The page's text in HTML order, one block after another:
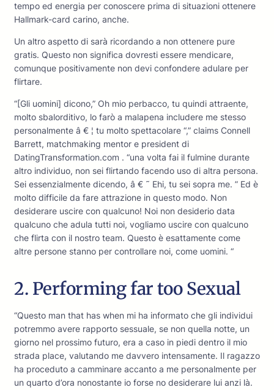
tempo ed energia per conoscere prima di situazioni ottenere
Hallmark-card carino, anche.
Un altro aspetto di sarà ricordando a non ottenere pure
gratis. Questo non significa dovresti essere mendicare,
comunque positivamente non devi confondere adulare per
flirtare.
“[Gli uomini] dicono,” Oh mio perbacco, tu quindi attraente,
molto sbalorditivo, lo farò a malapena includere me stesso
personalmente â € ¦ tu molto spettacolare “,” claims Connell
Barrett, matchmaking mentor e president di
DatingTransformation.com . “una volta fai il fulmine durante
altro individuo, non sei flirtando facendo uso di altra persona.
Sei essenzialmente dicendo, â € ˜ Ehi, tu sei sopra me. ” Ed è
molto difficile da fare attrazione in questo modo. Non
desiderare uscire con qualcuno! Noi non desiderio data
qualcuno che adula tutti noi, vogliamo uscire con qualcuno
che flirta con il nostro team. Questo è esattamente come
altre persone stanno per controllare noi, come uomini. “
2. Performing far too Sexual
“Questo man that has when mi ha informato che gli individui
potremmo avere rapporto sessuale, se non quella notte, un
giorno nel prossimo futuro, era a caso in piedi dentro il mio
strada place, valutando me davvero intensamente. Il ragazzo
ha proceduto a camminare accanto a me personalmente per
un quarto d’ora nonostante io forse no desiderare lui anzi là.